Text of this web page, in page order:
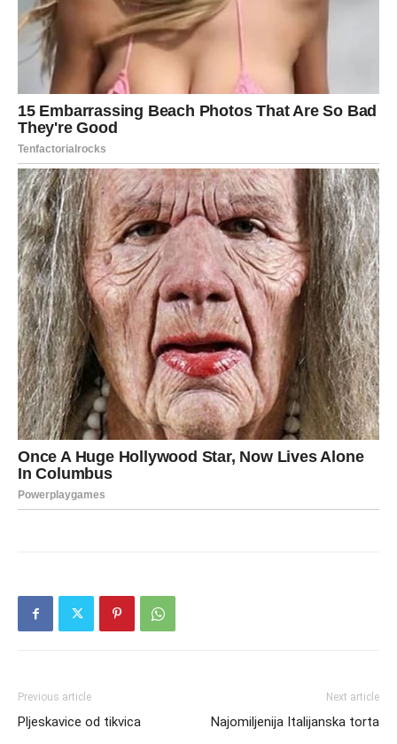
Previous article
Pljeskavice od tikvica
Next article
Najomiljenija Italijanska torta